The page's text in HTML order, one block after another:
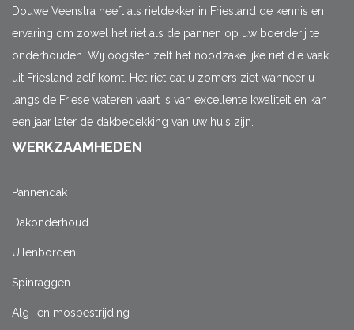
Douwe Veenstra heeft als rietdekker in Friesland de kennis en
ervaring om zowel het riet als de pannen op uw boerderij te
onderhouden. Wij oogsten zelf het noodzakelijke riet die vaak
uit Friesland zelf komt. Het riet dat u zomers ziet wanneer u
langs de Friese wateren vaart is van excellente kwaliteit en kan
een jaar later de dakbedekking van uw huis zijn.
WERKZAAMHEDEN
Pannendak
Dakonderhoud
Uilenborden
Spinraggen
Alg- en mosbestrijding